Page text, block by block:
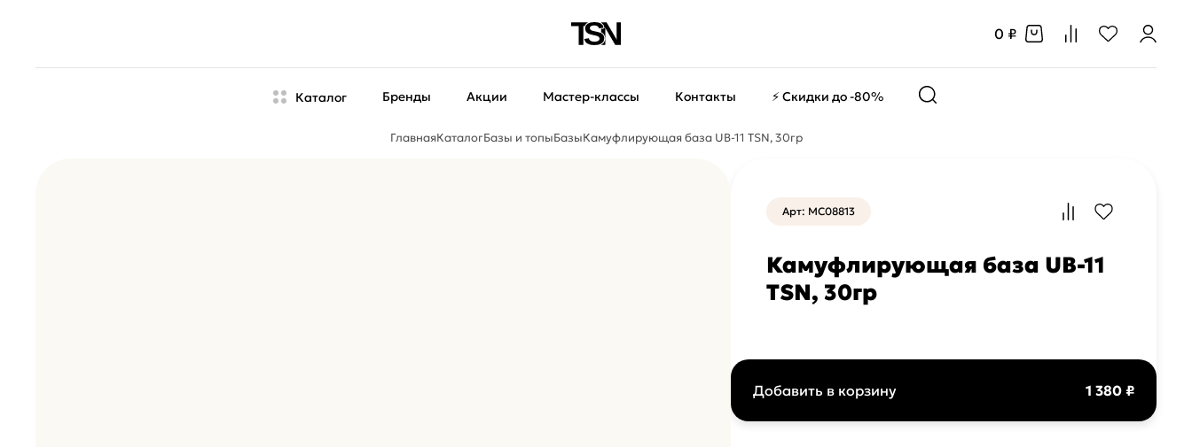
0 ₽
Каталог Бренды Акции Мастер-классы Контакты ⚡ Скидки до -80%
ГлавнаяКаталогБазы и топыБазыКамуфлирующая база UB-11 TSN, 30гр
Арт: MC08813
Камуфлирующая база UB-11
TSN, 30гр
Добавить в корзину 1 380 ₽